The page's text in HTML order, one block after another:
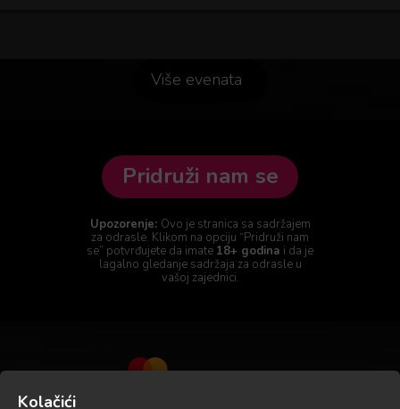
Više evenata
Pridruži nam se
Upozorenje: Ovo je stranica sa sadržajem
za odrasle. Klikom na opciju “Pridruži nam
se” potvrđujete da imate 18+ godina i da je
lagalno gledanje sadržaja za odrasle u
vašoj zajednici.
Kolačići